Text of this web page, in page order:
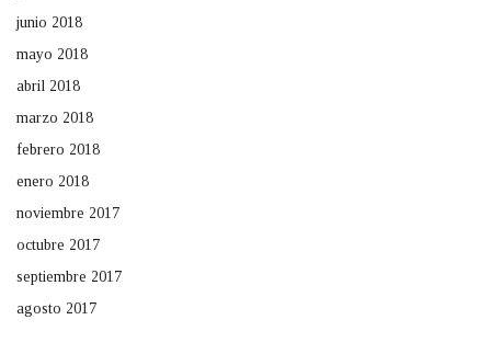
junio 2018
mayo 2018
abril 2018
marzo 2018
febrero 2018
enero 2018
noviembre 2017
octubre 2017
septiembre 2017
agosto 2017